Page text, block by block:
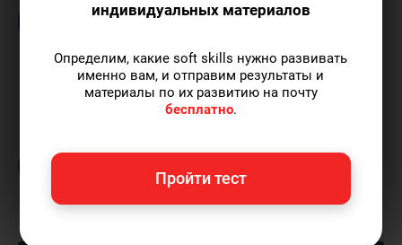
Образование Логика и интеллект
Научное знание: основы
Пишу статьи по теме«Образование»и не
только, а также рекомендую курс
индивидуальных материалов
Определим, какие soft skills нужно развивать
именно вам, и отправим результаты и
материалы по их развитию на почту
бесплатно.
Пройти тест